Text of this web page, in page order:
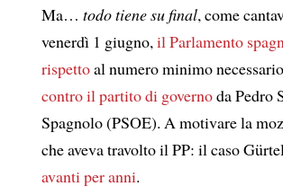
Ma… todo tiene su final, come
venerdì 1 giugno, il Parlamento
rispettoal numero minimo
contro il partito di governoda Pedro
Spagnolo (PSOE). A motivare la
che aveva travolto il PP: il caso
avanti per anni.